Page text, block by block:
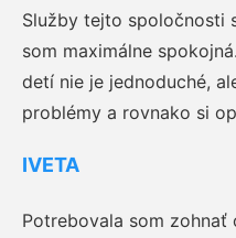
Služby tejto spoločnosti
som maximálne
detí nie je jednoduché,
problémy a rovnako si
IVETA
Potrebovala som